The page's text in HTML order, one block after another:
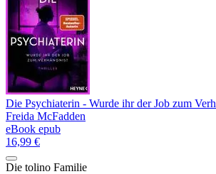
Die Psychiaterin - Wurde ihr der Job zum
Freida McFadden
eBook epub
16,99 €
Die tolino Familie